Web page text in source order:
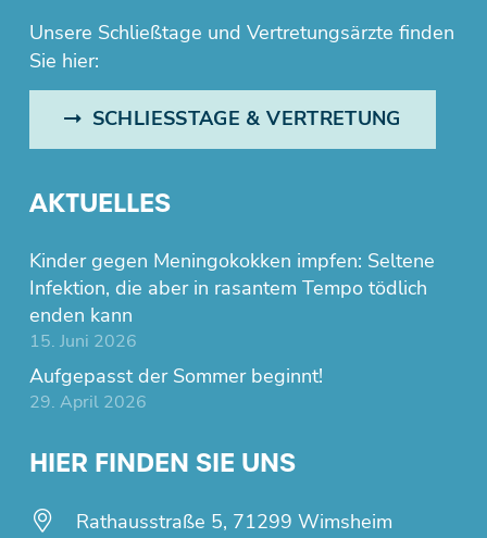
Unsere Schließtage und Vertretungsärzte finden
Sie hier:
SCHLIESSTAGE & VERTRETUNG
AKTUELLES
Kinder gegen Meningokokken impfen: Seltene
Infektion, die aber in rasantem Tempo tödlich
enden kann
15. Juni 2026
Aufgepasst der Sommer beginnt!
29. April 2026
HIER FINDEN SIE UNS
Rathausstraße 5, 71299 Wimsheim